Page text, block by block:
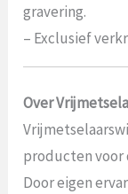
gravering.
– Exclusief
Over
producten voor
Door eigen